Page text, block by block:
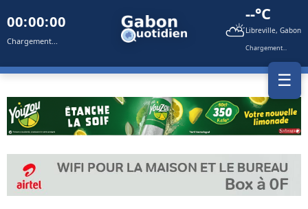
00:00:00
Chargement... ⛅
--°C
Libreville, Gabon
Chargement...
☰